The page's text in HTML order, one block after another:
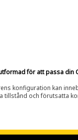
för att passa din
konfiguration kan
tillstånd och förutsatta